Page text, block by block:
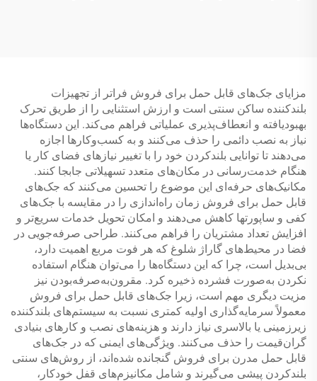
مزایای جک‌های قابل حمل برای فروش فراتر از تجهیزات
بلندکننده ساکن سنتی است و ارزش استثنایی را از طریق تحرک
بهبودیافته و انعطاف‌پذیری عملیاتی فراهم می‌کند. این دستگاه‌ها
نیاز به نصب دائمی را حذف می‌کنند و به کسب‌وکارها اجازه
می‌دهند تا توانایی بلندکردن خود را با تغییر نیازهای فضای کار یا
هنگام خدمت‌رسانی در مکان‌های متعدد تسهیلاتی جابجا کنند.
مکانیک‌های حرفه‌ای این موضوع را تحسین می‌کنند که جک‌های
قابل حمل برای فروش زمان راه‌اندازی را در مقایسه با جک‌های
کفی و ساپورتها کاهش می‌دهند و امکان تحویل خدمات سریع‌تر و
افزایش تعداد مشتریان را فراهم می‌کنند. طراحی صرفه‌جویی در
فضا در محیط‌های گاراژ شلوغ که هر فوت مربع اهمیت دارد،
بی‌بدیل است، چرا که این دستگاه‌ها را می‌توان هنگام استفاده
نکردن به‌صورت فشرده ذخیره کرد. مقرون‌به‌صرفه‌بودن نیز
مزیت دیگری مهم است، زیرا جک‌های قابل حمل برای فروش
معمولاً سرمایه‌گذاری اولیه کمتری نسبت به سیستم‌های بلندکننده
زیرزمینی یا بالاسری نیاز دارند و هزینه‌های نصب و کارهای بنیادی
گران‌قیمت را حذف می‌کنند. ویژگی‌های ایمنی که در جک‌های
قابل حمل مدرن برای فروش گنجانده شده‌اند، از روش‌های سنتی
بلندکردن پیشی می‌گیرند و شامل مکانیزم‌های قفل خودکار،